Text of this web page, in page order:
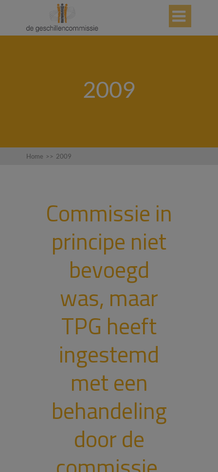

2009
Home >> 2009
Commissie in
principe niet
bevoegd
was, maar
TPG heeft
ingestemd
met een
behandeling
door de